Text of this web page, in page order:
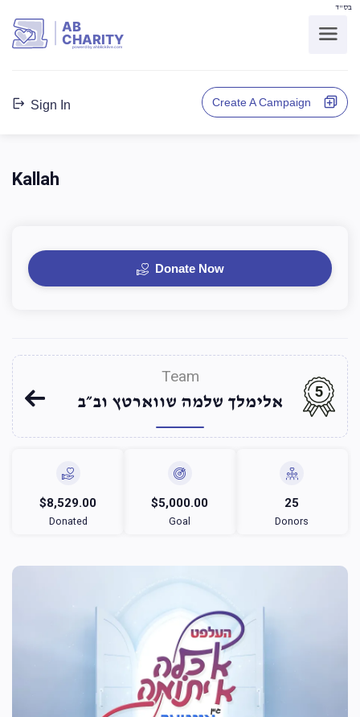
בס"ד
AB
CHARITY
powerd by ahblicklive.com
Sign In Create A Campaign
Kallah
Donate Now
Team
אלימלך שלמה שווארטץ וב״ב
5
$8,529.00
Donated
$5,000.00
Goal
25
Donors